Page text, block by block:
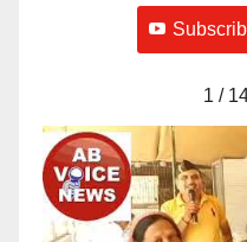
1 /